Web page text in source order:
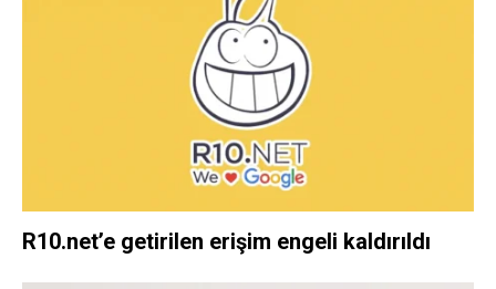
R10.net’e getirilen erişim engeli kaldırıldı